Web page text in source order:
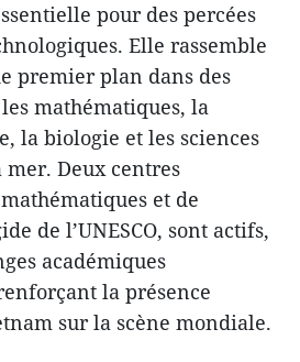
pour des percées
Elle rassemble
premier plan dans des
mathématiques, la
la biologie et les sciences
mer. Deux centres
et de
de l’UNESCO, sont actifs,
académiques
la présence
sur la scène mondiale.